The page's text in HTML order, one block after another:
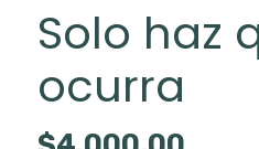
Solo haz
ocurra